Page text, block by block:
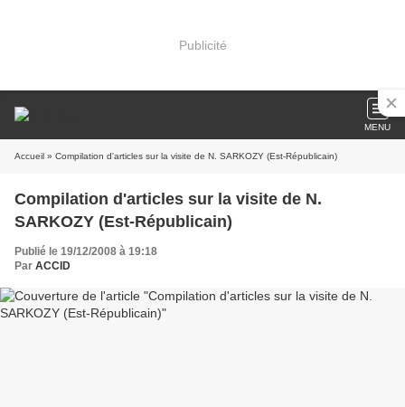
Publicité
MENU
Accueil » Compilation d'articles sur la visite de N. SARKOZY (Est-Républicain)
Compilation d'articles sur la visite de N.
SARKOZY (Est-Républicain)
Publié le 19/12/2008 à 19:18
Par ACCID